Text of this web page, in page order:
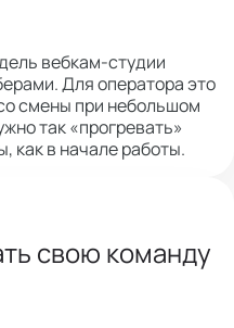
вебкам-студии
Для оператора это
смены при небольшом
так «прогревать»
как в начале работы.
свою команду